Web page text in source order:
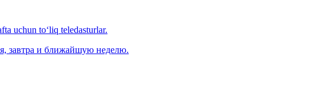
uchun to‘liq teledasturlar.
завтра и ближайшую неделю.